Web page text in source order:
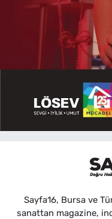
Sayfa16, Bursa ve
sanattan magazine,